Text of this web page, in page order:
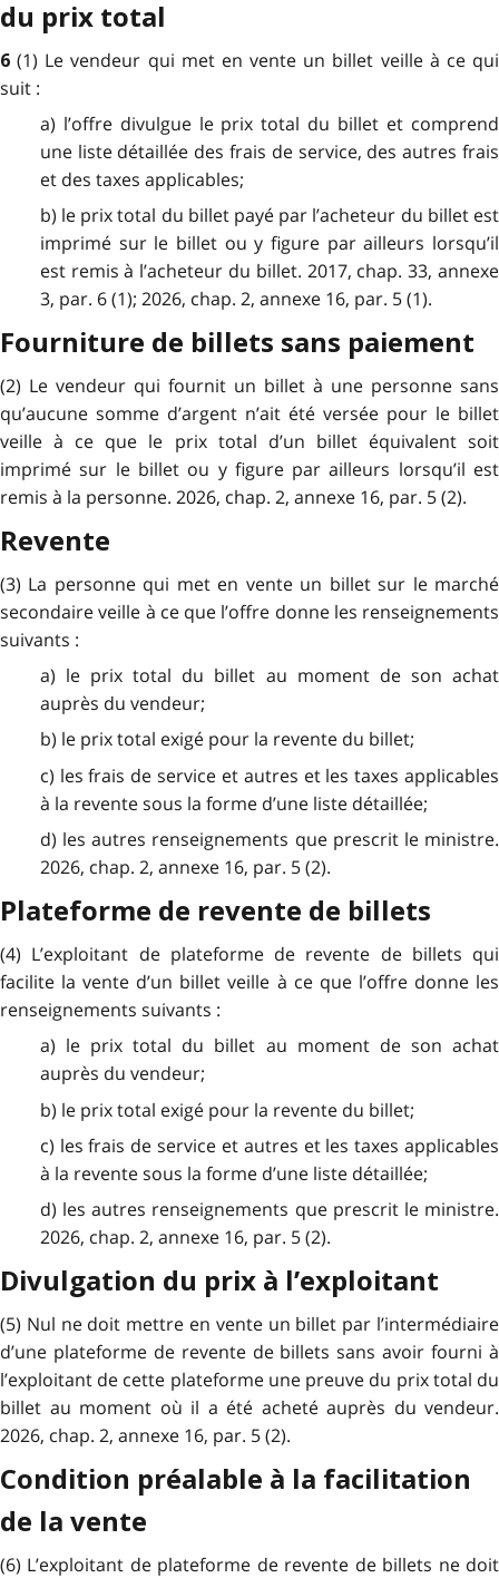
du prix total
6(1) Le vendeur qui met en vente un billet veille à ce qui
suit :
a) l’offre divulgue le prix total du billet et comprend
une liste détaillée des frais de service, des autres frais
et des taxes applicables;
b) le prix total du billet payé par l’acheteur du billet est
imprimé sur le billet ou y figure par ailleurs lorsqu’il
est remis à l’acheteur du billet. 2017, chap. 33, annexe
3, par. 6 (1); 2026, chap. 2, annexe 16, par. 5 (1).
Fourniture de billets sans paiement
(2) Le vendeur qui fournit un billet à une personne sans
qu’aucune somme d’argent n’ait été versée pour le billet
veille à ce que le prix total d’un billet équivalent soit
imprimé sur le billet ou y figure par ailleurs lorsqu’il est
remis à la personne. 2026, chap. 2, annexe 16, par. 5 (2).
Revente
(3) La personne qui met en vente un billet sur le marché
secondaire veille à ce que l’offre donne les renseignements
suivants :
a) le prix total du billet au moment de son achat
auprès du vendeur;
b) le prix total exigé pour la revente du billet;
c) les frais de service et autres et les taxes applicables
à la revente sous la forme d’une liste détaillée;
d) les autres renseignements que prescrit le ministre.
2026, chap. 2, annexe 16, par. 5 (2).
Plateforme de revente de billets
(4) L’exploitant de plateforme de revente de billets qui
facilite la vente d’un billet veille à ce que l’offre donne les
renseignements suivants :
a) le prix total du billet au moment de son achat
auprès du vendeur;
b) le prix total exigé pour la revente du billet;
c) les frais de service et autres et les taxes applicables
à la revente sous la forme d’une liste détaillée;
d) les autres renseignements que prescrit le ministre.
2026, chap. 2, annexe 16, par. 5 (2).
Divulgation du prix à l’exploitant
(5) Nul ne doit mettre en vente un billet par l’intermédiaire
d’une plateforme de revente de billets sans avoir fourni à
l’exploitant de cette plateforme une preuve du prix total du
billet au moment où il a été acheté auprès du vendeur.
2026, chap. 2, annexe 16, par. 5 (2).
Condition préalable à la facilitation
de la vente
(6) L’exploitant de plateforme de revente de billets ne doit